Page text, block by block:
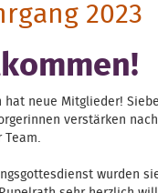
2023
hat neue Mitglieder!
verstärken
Team.
wurden